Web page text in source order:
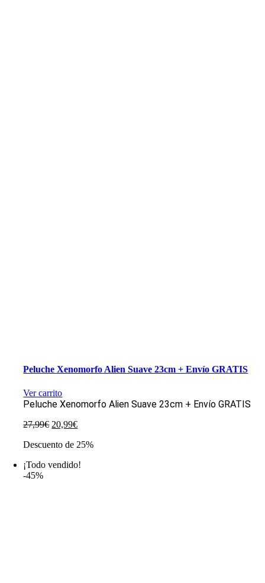
Peluche Xenomorfo Alien Suave 23cm + Envío GRATIS
Ver carrito
Peluche Xenomorfo Alien Suave 23cm + Envío GRATIS
27,99€ El
original
27,99€.
20,99€El
actual
20,99€.
Descuento de 25%
¡Todo vendido!
-45%